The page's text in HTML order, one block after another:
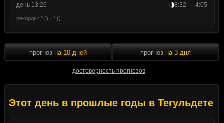
день 13:26
8:32 → 4:05
рекорды: ° () · ° ()
прогноз на 10 дней
достоверность прогнозов
прогноз на 3 дня
Этот день в прошлые годы в Тегульдете